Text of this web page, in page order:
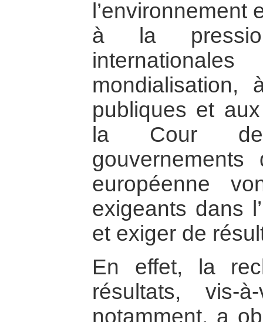
l’environnement
à la
mondialisation,
publiques et
la Cour
gouvernements
européenne
exigeants dans
et exiger de
En effet, la
résultats, vis-
notamment, a